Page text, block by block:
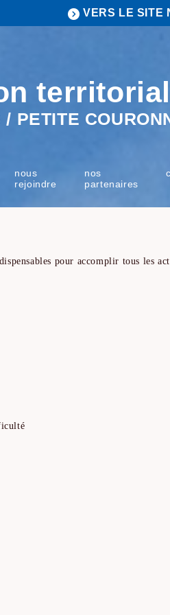
VERS LE SITE
/ PETITE
nous
rejoindre
nos
partenaires
pour accomplir tous les